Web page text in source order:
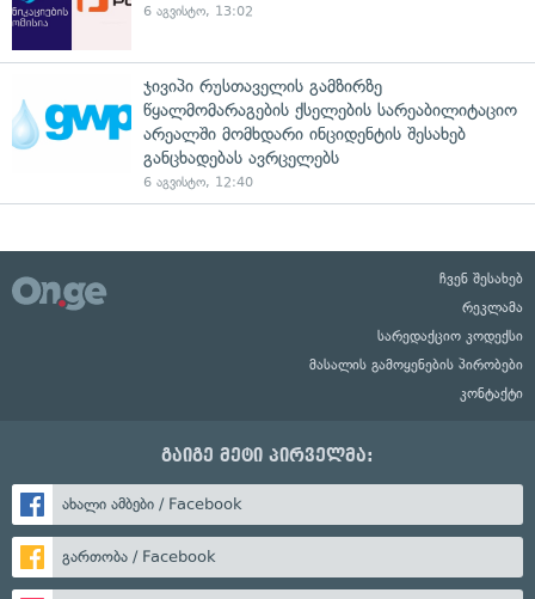
6 აგვისტო, 13:02
ჯივიპი რუსთაველის გამზირზე
წყალმომარაგების ქსელების სარეაბილიტაციო
არეალში მომხდარი ინციდენტის შესახებ
განცხადებას ავრცელებს
6 აგვისტო, 12:40
ჩვენ შესახებ
რეკლამა
სარედაქციო კოდექსი
მასალის გამოყენების პირობები
კონტაქტი
გაიგე მეტი პირველმა:
ახალი ამბები / Facebook
გართობა / Facebook